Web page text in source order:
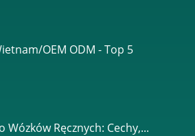
OEM ODM - Top 5
Wózków Ręcznych: Cechy,...